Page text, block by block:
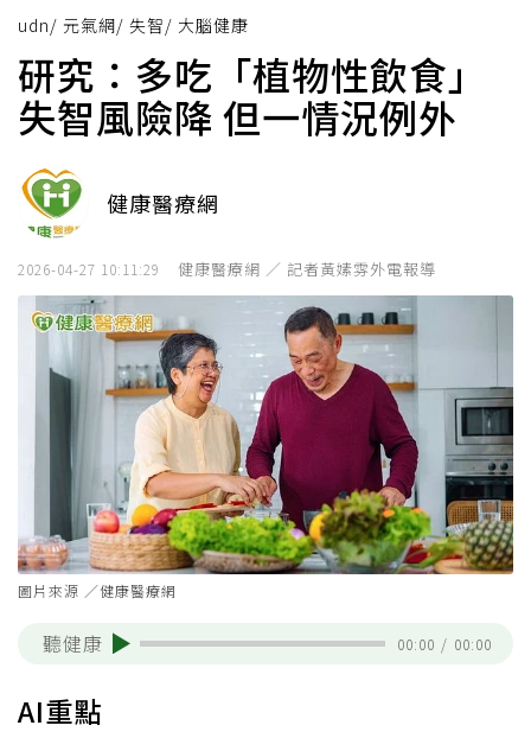
udn/ 元氣網/ 失智/ 大腦健康
研究：多吃「植物性飲食」
失智風險降 但一情況例外
健康醫療網
2026-04-27 10:11:29 健康醫療網 ／ 記者黃嫊雰外電報導
圖片來源 ／健康醫療網
聽健康 00:00 / 00:00
AI重點